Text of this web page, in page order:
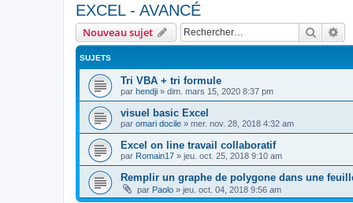
EXCEL - AVANCÉ
Nouveau sujet
SUJETS
Tri VBA + tri formule
par hendji » dim. mars 15, 2020 8:37 pm
visuel basic Excel
par omari docile » mer. nov. 28, 2018 4:32 am
Excel on line travail collaboratif
par Romain17 » jeu. oct. 25, 2018 9:10 am
Remplir un graphe de polygone dans une
par Paolo » jeu. oct. 04, 2018 9:56 am